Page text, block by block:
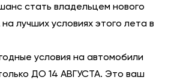
стать владельцем нового
лучших условиях этого лета в
условия на автомобили
ДО 14 АВГУСТА. Это ваш